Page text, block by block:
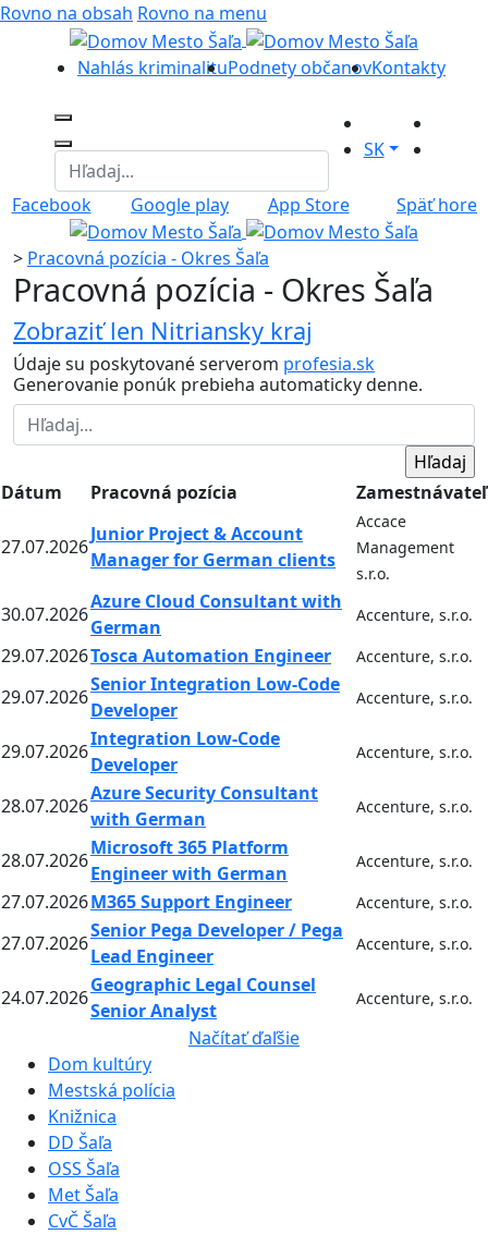
Rovno na obsah Rovno na menu
Nahlás kriminalituPodnety občanovKontakty
SK
Facebook Google play App Store Späť hore
> Pracovná pozícia - Okres Šaľa
Pracovná pozícia - Okres Šaľa
Zobraziť len Nitriansky kraj
Údaje su poskytované serverom profesia.sk
Generovanie ponúk prebieha automaticky denne.
Dátum Pracovná pozícia Zamestnávateľ
27.07.2026
Junior Project & Account
Manager for German clients
Accace
Management
s.r.o.
30.07.2026
Azure Cloud Consultant with
German
Accenture, s.r.o.
29.07.2026Tosca Automation Engineer Accenture, s.r.o.
29.07.2026
Senior Integration Low-Code
Developer
Accenture, s.r.o.
29.07.2026
Integration Low-Code
Developer
Accenture, s.r.o.
28.07.2026
Azure Security Consultant
with German
Accenture, s.r.o.
28.07.2026
Microsoft 365 Platform
Engineer with German
Accenture, s.r.o.
27.07.2026M365 Support Engineer Accenture, s.r.o.
27.07.2026
Senior Pega Developer / Pega
Lead Engineer
Accenture, s.r.o.
24.07.2026
Geographic Legal Counsel
Senior Analyst
Accenture, s.r.o.
Načítať ďaľšie
Dom kultúry
Mestská polícia
Knižnica
DD Šaľa
OSS Šaľa
Met Šaľa
CvČ Šaľa